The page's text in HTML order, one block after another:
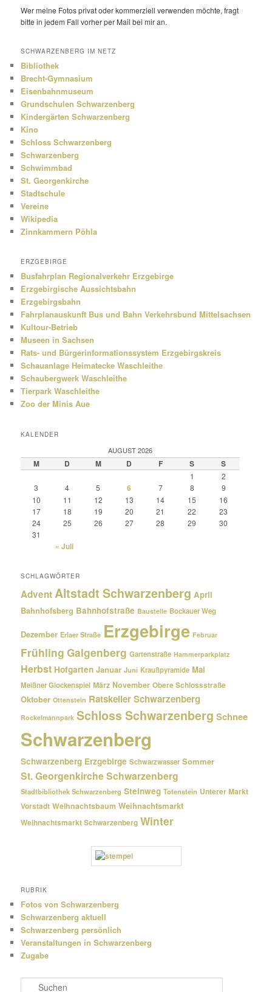
Wer meine Fotos privat oder kommer­ziell verwenden möchte, fragt
bitte in jedem Fall vorher per Mail bei mir an.
SCHWARZENBERG IM NETZ
Bibliothek
Brecht-Gymnasium
Eisenbahnmuseum
Grundschulen Schwarzenberg
Kindergärten Schwarzenberg
Kino
Schloss Schwarzenberg
Schwarzenberg
Schwimmbad
St. Georgenkirche
Stadtschule
Vereine
Wikipedia
Zinnkammern Pöhla
ERZGEBIRGE
Busfahrplan Regionalverkehr Erzgebirge
Erzgebirgische Aussichtsbahn
Erzgebirgsbahn
Fahrplanauskunft Bus und Bahn Verkehrsbund Mittelsachsen
Kultour-Betrieb
Museen in Sachsen
Rats- und Bürgerinformationssystem Erzgebirgskreis
Schauanlage Heimatecke Waschleithe
Schaubergwerk Waschleithe
Tierpark Waschleithe
Zoo der Minis Aue
KALENDER
AUGUST 2026
M D M D F S S
1
2
3
4 5 6 7 8
9
10
11 12 13 14 15
16
17
18 19 20 21 22
23
24
25 26 27 28 29
30
31
« Juli
SCHLAGWÖRTER
AdventAltstadt Schwarzenberg April
Bahnhofsberg Bahnhofstraße Baustelle Bockauer Weg
Dezember Erlaer Straße Erzgebirge Februar
Frühling Galgenberg Gartenstraße Hammerparkplatz
Herbst Hofgarten Januar Juni Kraußpyramide Mai
Meißner Glockenspiel März November Obere Schlossstraße
Oktober Ottenstein Ratskeller Schwarzenberg
Rockelmannpark Schloss Schwarzenberg Schnee
Schwarzenberg
Schwarzenberg Erzgebirge Schwarzwasser Sommer
St. Georgenkirche Schwarzenberg
Stadtbibliothek Schwarzenberg Steinweg Totenstein Unterer Markt
Vorstadt Weihnachtsbaum Weihnachtsmarkt
Weihnachtsmarkt Schwarzenberg Winter
RUBRIK
Fotos von Schwarzenberg
Schwarzenberg aktuell
Schwarzenberg persönlich
Veranstaltungen in Schwarzenberg
Zugabe